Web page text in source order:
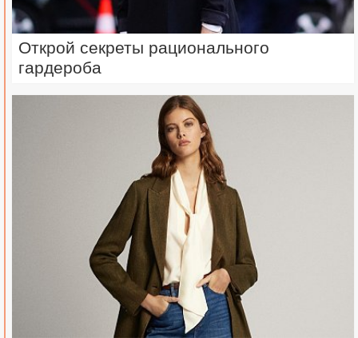
Открой секреты рационального
гардероба